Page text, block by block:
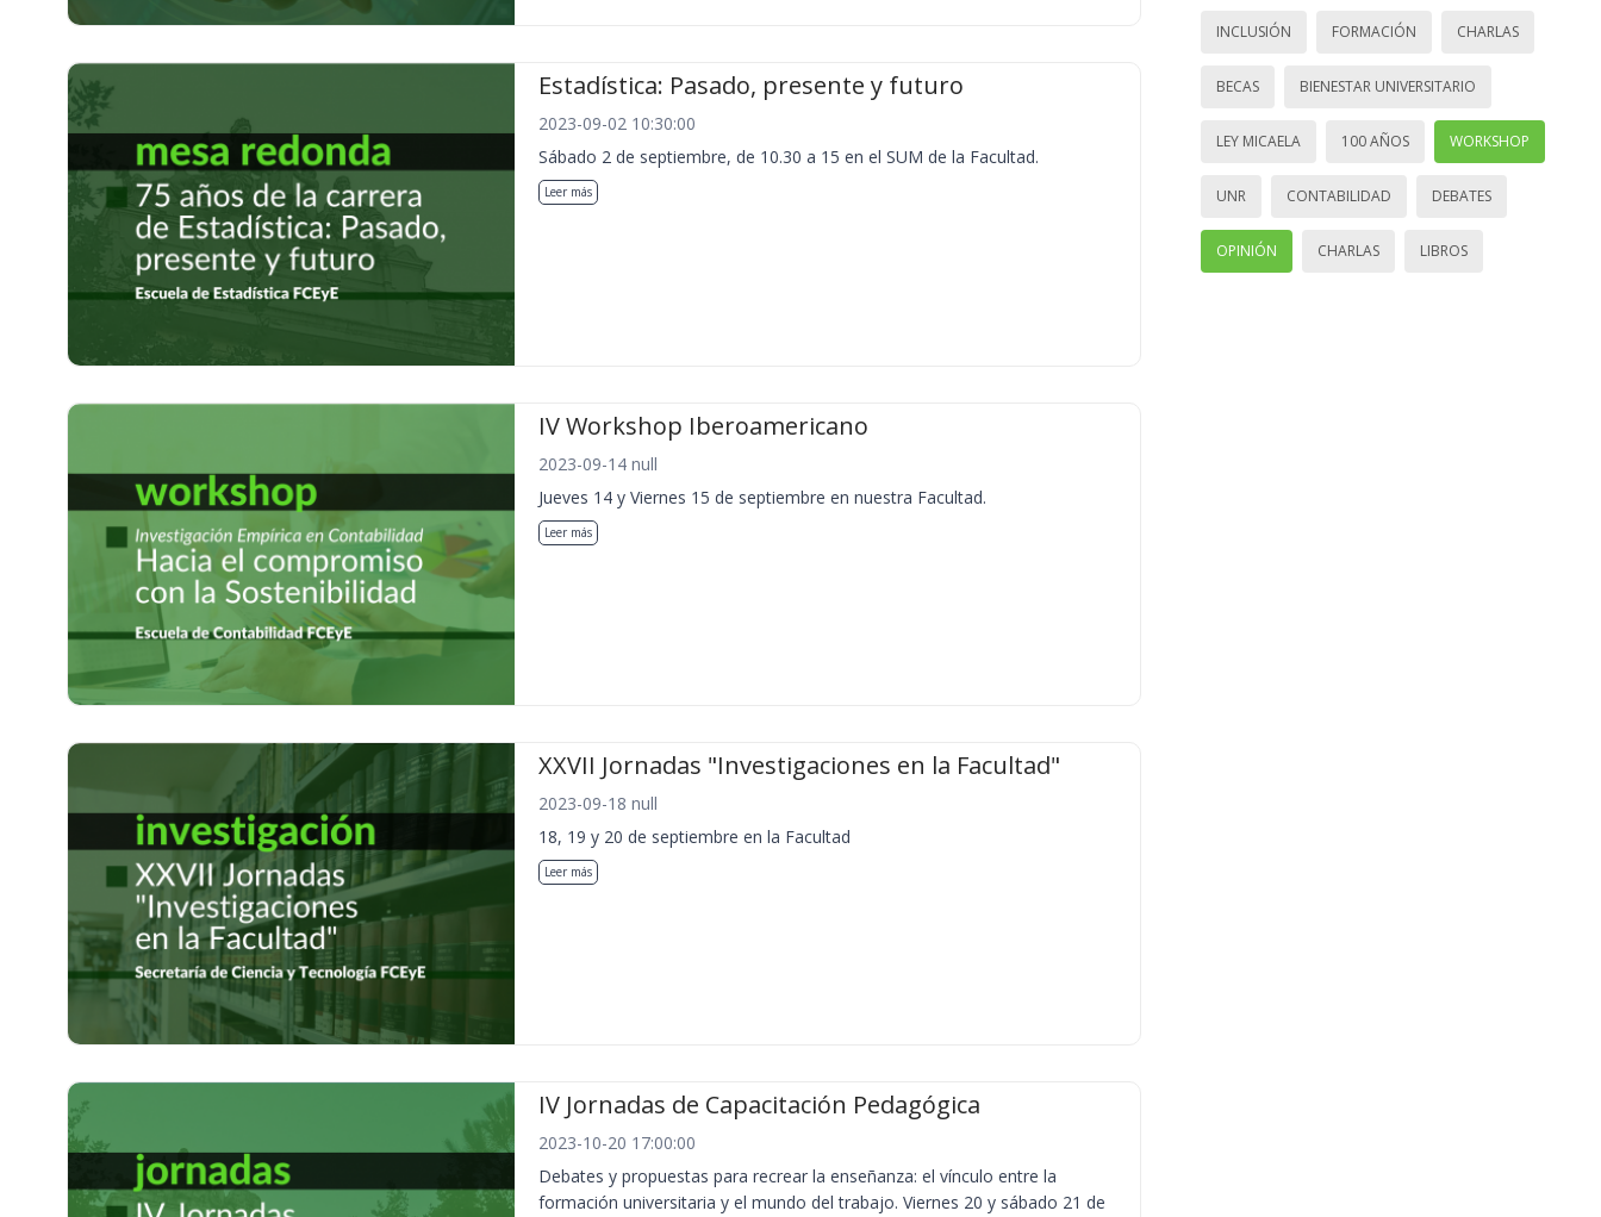
Estadística: Pasado, presente y futuro
2023-09-02 10:30:00
Sábado 2 de septiembre, de 10.30 a 15 en el SUM de la Facultad.
Leer más
IV Workshop Iberoamericano
2023-09-14 null
Jueves 14 y Viernes 15 de septiembre en nuestra Facultad.
Leer más
XXVII Jornadas "Investigaciones en la Facultad"
2023-09-18 null
18, 19 y 20 de septiembre en la Facultad
Leer más
IV Jornadas de Capacitación Pedagógica
2023-10-20 17:00:00
Debates y propuestas para recrear la enseñanza: el vínculo entre la
formación universitaria y el mundo del trabajo. Viernes 20 y sábado 21 de
INCLUSIÓN FORMACIÓN CHARLAS
BECAS BIENESTAR UNIVERSITARIO
LEY MICAELA 100 AÑOS WORKSHOP
UNR CONTABILIDAD DEBATES
OPINIÓN CHARLAS LIBROS